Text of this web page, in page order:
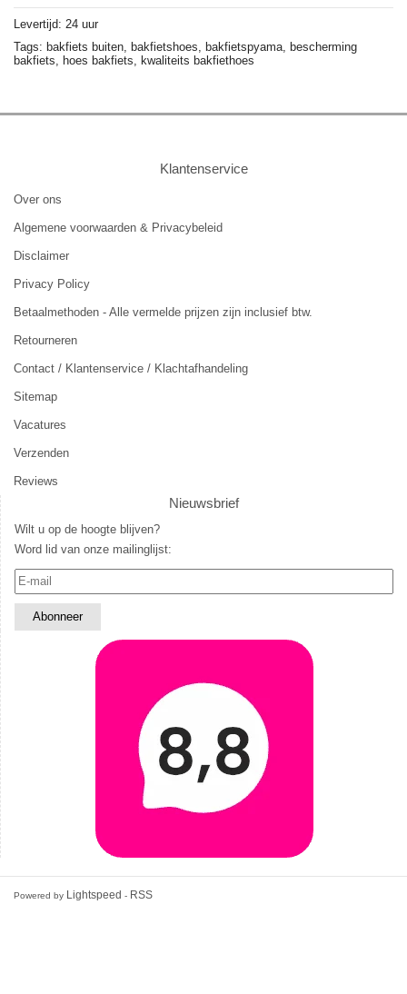
Levertijd: 24 uur
Tags: bakfiets buiten, bakfietshoes, bakfietspyama, bescherming
bakfiets, hoes bakfiets, kwaliteits bakfiethoes
Klantenservice
Over ons
Algemene voorwaarden & Privacybeleid
Disclaimer
Privacy Policy
Betaalmethoden - Alle vermelde prijzen zijn inclusief btw.
Retourneren
Contact / Klantenservice / Klachtafhandeling
Sitemap
Vacatures
Verzenden
Reviews
Nieuwsbrief
Wilt u op de hoogte blijven?
Word lid van onze mailinglijst:
Powered by Lightspeed - RSS